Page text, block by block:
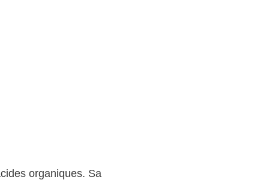
organiques. Sa